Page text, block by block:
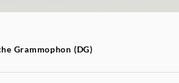
Grammophon (DG)